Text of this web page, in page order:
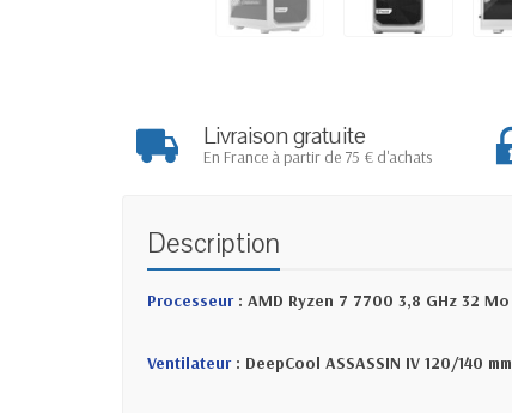
Livraison gratuite
En France à partir de 75 € d'achats
Description
Processeur: AMD Ryzen 7 7700 3,8 GHz 32 Mo
Ventilateur: DeepCool ASSASSIN IV 120/140 mm